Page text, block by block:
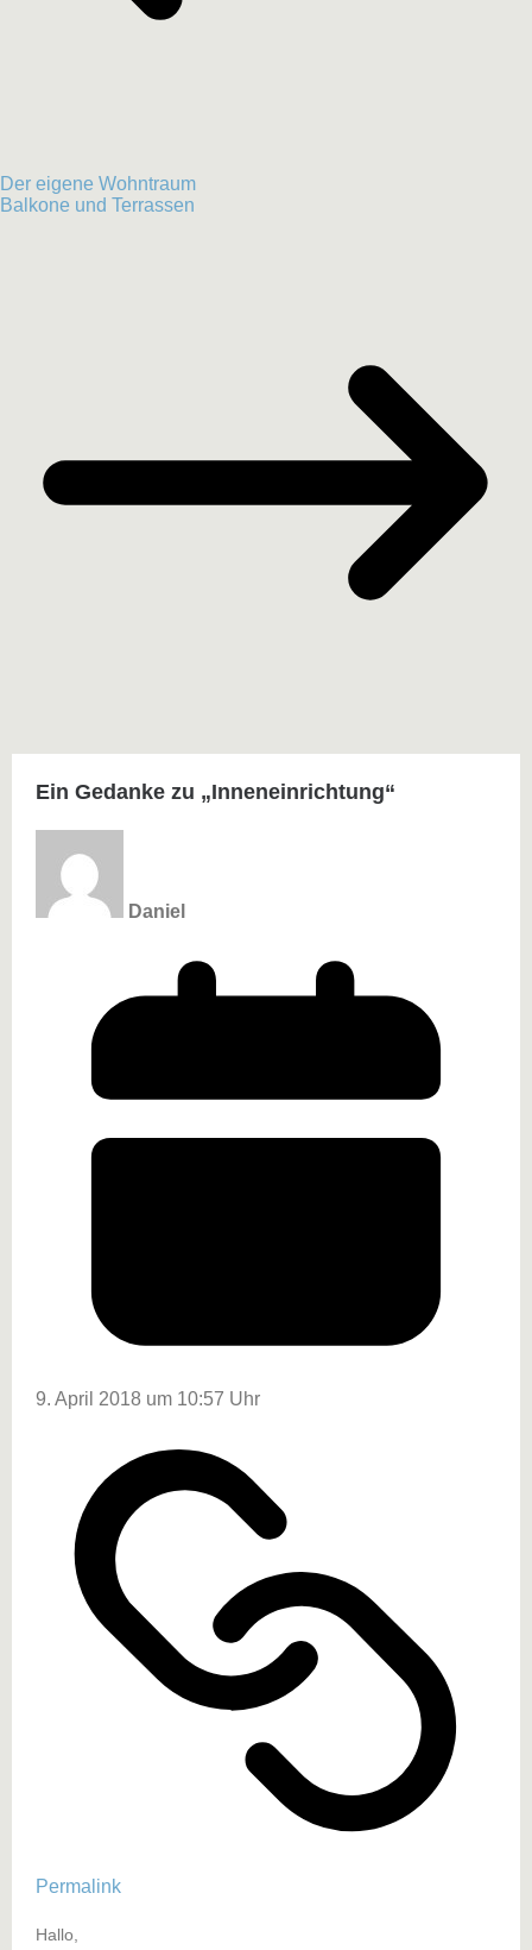
Der eigene Wohntraum
Balkone und Terrassen
Ein Gedanke zu „Inneneinrichtung“
Daniel
9. April 2018 um 10:57 Uhr
Permalink
Hallo,